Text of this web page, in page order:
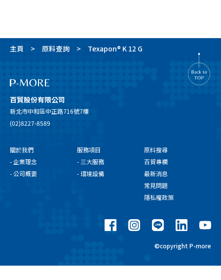
主頁 原料查詢 Texapon® K 12 G
百貿股份有限公司
新北市中和區中正路716號7樓
(02)8227-8589
關於我們
- 企業理念
- 公司概要
服務項目
- 三大服務
- 環境設備
原料搜尋
百貿專欄
最新消息
常見問題
隱私權政策
©copyright P-more